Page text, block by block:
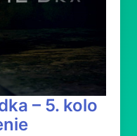
– 5. kolo